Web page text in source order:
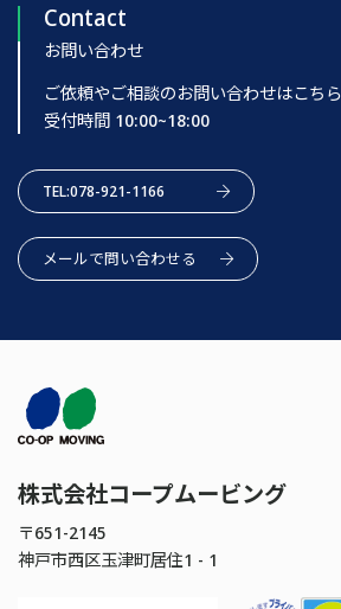
Contact
お問い合わせ
ご依頼やご相談のお問い合わせはこちら
受付時間 10:00~18:00
TEL:078-921-1166
メールで問い合わせる
株式会社コープムービング
〒651-2145
神戸市西区玉津町居住1 - 1